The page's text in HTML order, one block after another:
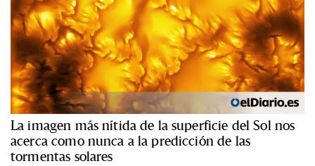
La imagen más nítida de la superficie del Sol nos
acerca como nunca a la predicción de las
tormentas solares